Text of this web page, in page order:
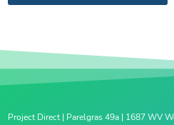
Project Direct | Parelgras 49a | 1687 WV